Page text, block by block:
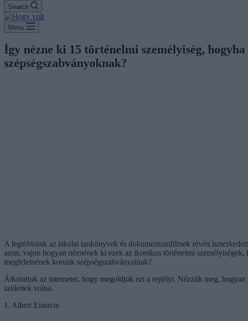
Search
Menu
Így nézne ki 15 történelmi személyiség,
szépségszabványoknak?
A legtöbbünk az iskolai tankönyvek és dokumentumfilmek révén
azon, vajon hogyan néznének ki ezek az ikonikus történelmi
megfelelnének korunk szépségszabványainak?
Átkutattuk az internetet, hogy megoldjuk ezt a rejtélyt. Nézzük meg,
születtek volna.
1. Albert Einstein